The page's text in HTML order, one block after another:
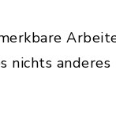
nichts